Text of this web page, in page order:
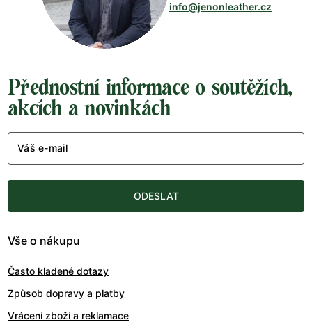
info@jenonleather.cz
Přednostní informace o soutěžích,
akcích a novinkách
Váš e-mail
ODESLAT
Vše o nákupu
Často kladené dotazy
Způsob dopravy a platby
Vrácení zboží a reklamace